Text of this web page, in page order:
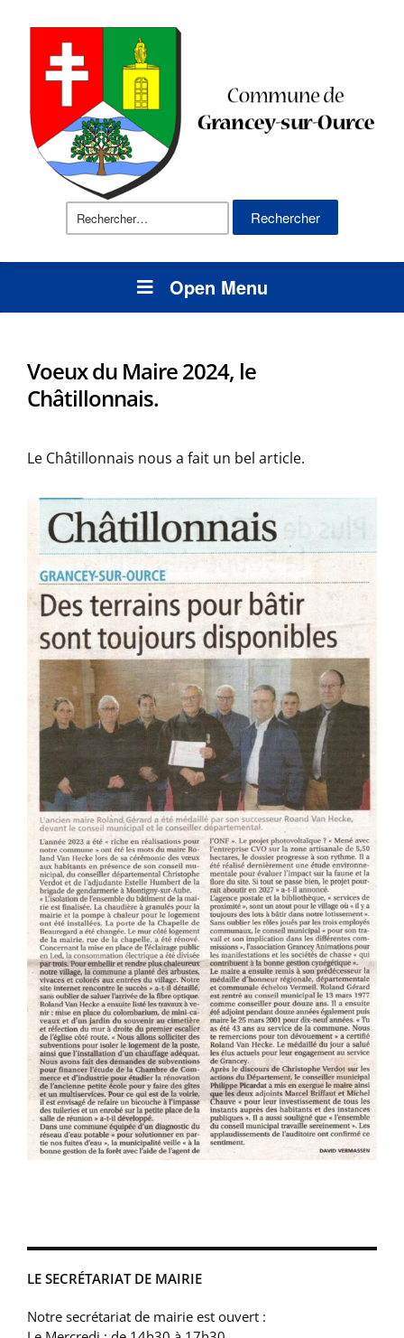
Rechercher :
Open Menu
LE SECRÉTARIAT DE MAIRIE
Notre secrétariat de mairie est ouvert :
Voeux du Maire 2024, le
Châtillonnais.
Le Châtillonnais nous a fait un bel article.